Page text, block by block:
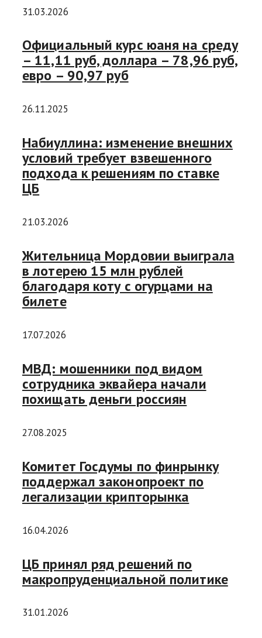
31.03.2026
Официальный курс юаня на среду
– 11,11 руб, доллара – 78,96 руб,
евро – 90,97 руб
26.11.2025
Набиуллина: изменение внешних
условий требует взвешенного
подхода к решениям по ставке
ЦБ
21.03.2026
Жительница Мордовии выиграла
в лотерею 15 млн рублей
благодаря коту с огурцами на
билете
17.07.2026
МВД: мошенники под видом
сотрудника эквайера начали
похищать деньги россиян
27.08.2025
Комитет Госдумы по финрынку
поддержал законопроект по
легализации крипторынка
16.04.2026
ЦБ принял ряд решений по
макропруденциальной политике
31.01.2026